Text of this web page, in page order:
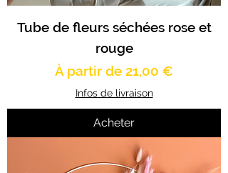
Tube de fleurs séchées rose et
rouge
À partir de 21,00 €
Prix promotionnel
Infos de livraison
Acheter